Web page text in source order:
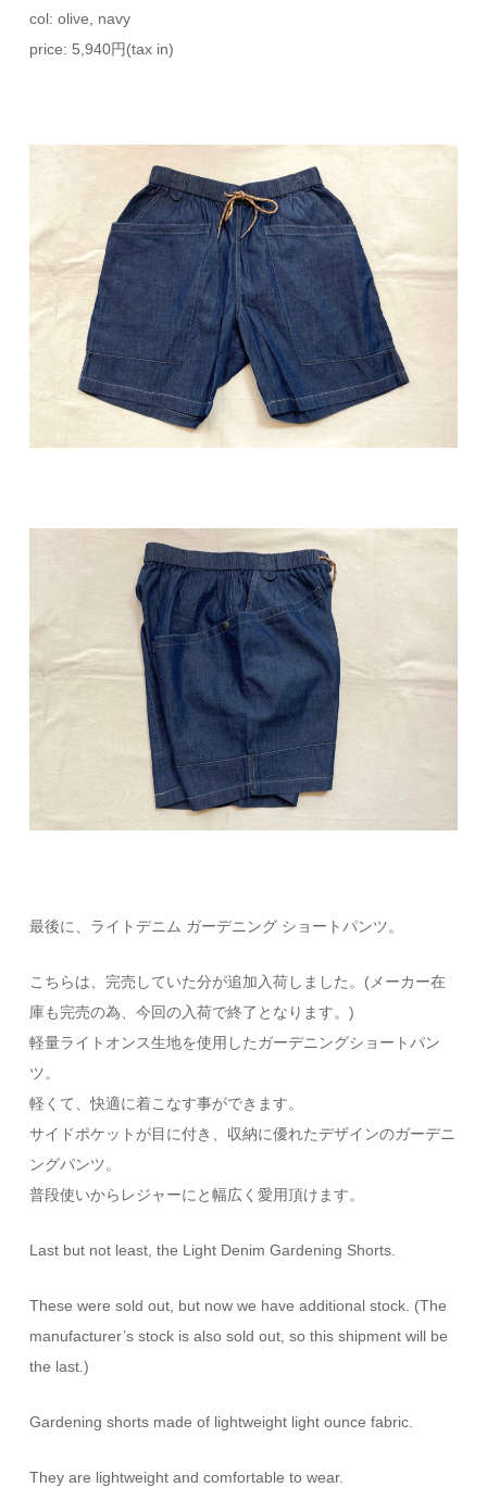
col: olive, navy
price: 5,940円(tax in)
最後に、ライトデニム ガーデニング ショートパンツ。
こちらは、完売していた分が追加入荷しました。(メーカー在
庫も完売の為、今回の入荷で終了となります。)
軽量ライトオンス生地を使用したガーデニングショートパン
ツ。
軽くて、快適に着こなす事ができます。
サイドポケットが目に付き、収納に優れたデザインのガーデニ
ングパンツ。
普段使いからレジャーにと幅広く愛用頂けます。
Last but not least, the Light Denim Gardening Shorts.
These were sold out, but now we have additional stock. (The
manufacturer’s stock is also sold out, so this shipment will be
the last.)
Gardening shorts made of lightweight light ounce fabric.
They are lightweight and comfortable to wear.